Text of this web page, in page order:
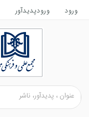
ورود ورودپدیدآور